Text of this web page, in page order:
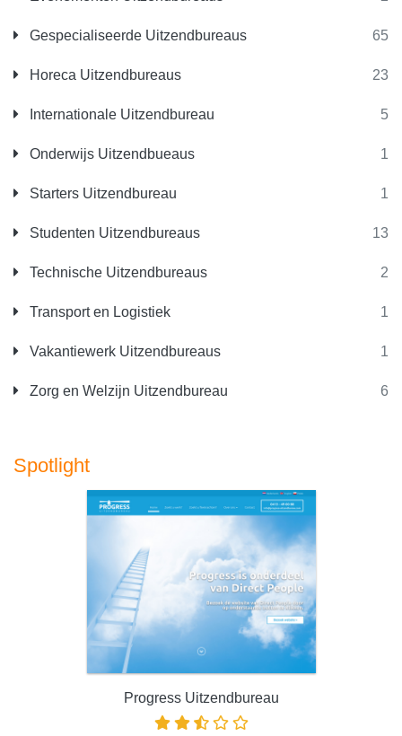
Gespecialiseerde Uitzendbureaus 65
Horeca Uitzendbureaus 23
Internationale Uitzendbureau 5
Onderwijs Uitzendbueaus 1
Starters Uitzendbureau 1
Studenten Uitzendbureaus 13
Technische Uitzendbureaus 2
Transport en Logistiek 1
Vakantiewerk Uitzendbureaus 1
Zorg en Welzijn Uitzendbureau 6
Spotlight
Progress Uitzendbureau